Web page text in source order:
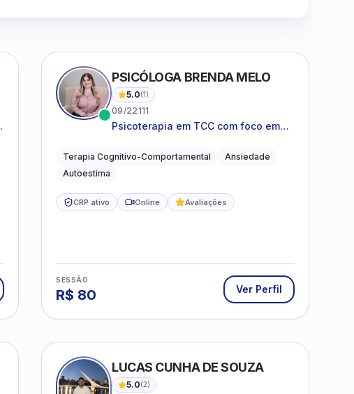
PSICÓLOGA BRENDA MELO
5.0(1)
09/22111
Psicoterapia em TCC com foco em
práticas para o cotidiano
Terapia Cognitivo-Comportamental
Ansiedade
Autoestima
CRP ativo Online Avaliações
SESSÃO
R$ 80 Ver Perfil
LUCAS CUNHA DE SOUZA
5.0(2)